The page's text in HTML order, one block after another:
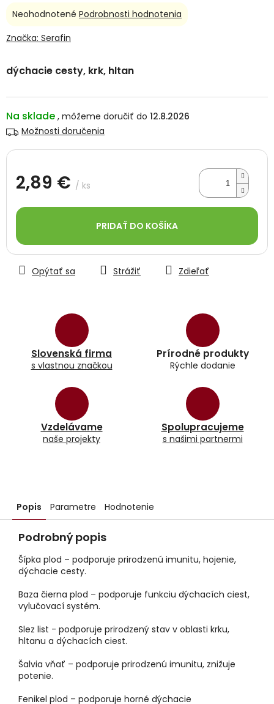
Na sklade
12.8.2026
Možnosti doručenia
2,89 € / ks
cena:
PRIDAŤ DO KOŠÍKA
Slovenská firma
s vlastnou značkou
Prírodné produkty
Rýchle dodanie
Vzdelávame
naše projekty
Spolupracujeme
s našimi partnermi
dýchacie cesty, krk, hltan
Opýtať sa Strážiť Zdieľať
Priemerné
produktu
z
hviezdičiek.
Neohodnotené Podrobnosti hodnotenia
Značka: Serafin
Popis Parametre Hodnotenie
Podrobný popis
Šípka plod – podporuje prirodzenú imunitu, hojenie,
dýchacie cesty.
Baza čierna plod – podporuje funkciu dýchacích ciest,
vylučovací systém.
Slez list - podporuje prirodzený stav v oblasti krku,
hltanu a dýchacích ciest.
Šalvia vňať – podporuje prirodzenú imunitu, znižuje
potenie.
Fenikel plod – podporuje horné dýchacie